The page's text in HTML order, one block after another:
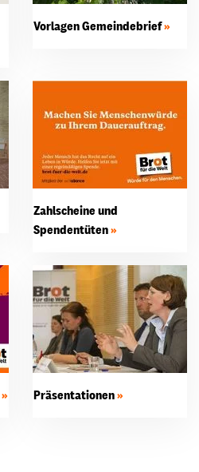
Vorlagen Gemeindebrief
Zahlscheine und
Spendentüten
Präsentationen